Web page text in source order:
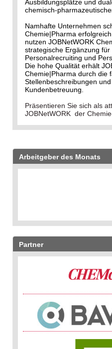
Ausbildungsplätze und
chemisch-
Namhafte Unternehmen
Chemie|Pharma
nutzen JOBNetWORK
strategische Ergänzung
Personalrecruiting und
Die hohe Qualität erhält
Chemie|Pharma durch die
Stellenbeschreibungen
Kundenbetreuung.
Präsentieren Sie sich als
JOBNetWORK der
Arbeitgeber des Monats
Partner